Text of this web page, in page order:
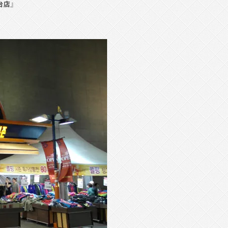
店 』